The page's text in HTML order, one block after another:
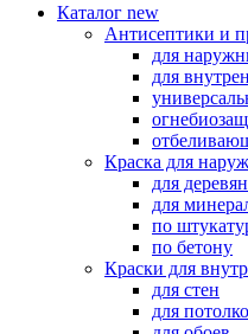
Каталог new
Антисептики и
для
для
Краска для
для
для
по
по бетону
Краски для
для стен
для